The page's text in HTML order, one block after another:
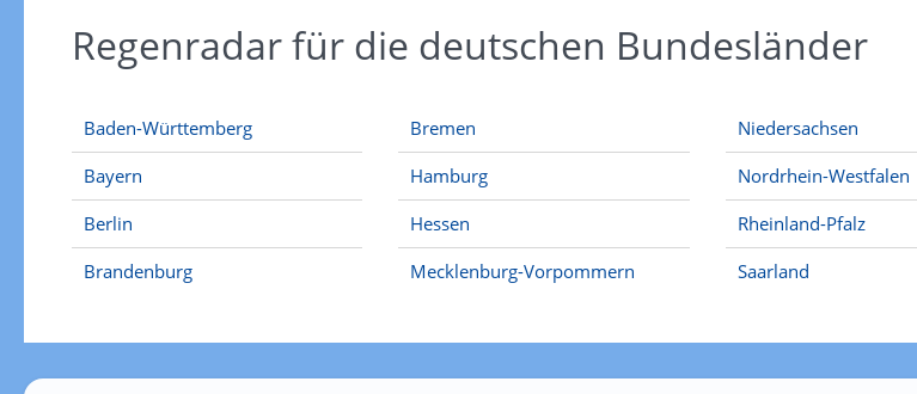
Regenradar für die deutschen Bundesländer
Baden-Württemberg
Bayern
Berlin
Brandenburg
Bremen
Hamburg
Hessen
Mecklenburg-Vorpommern
Niedersachsen
Nordrhein-Westfalen
Rheinland-Pfalz
Saarland